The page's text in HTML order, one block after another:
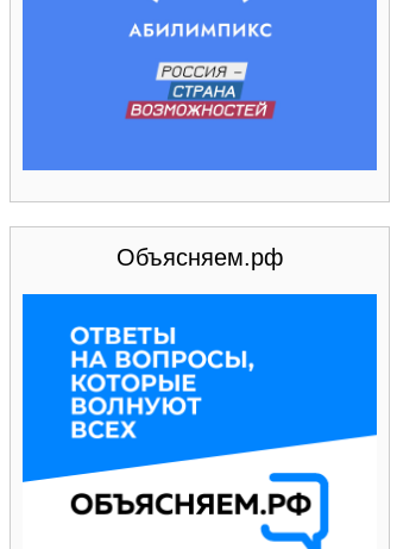
Объясняем.рф